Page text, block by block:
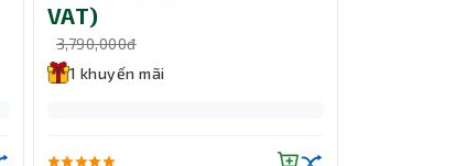
VAT)
3,790,000đ
1 khuyến mãi